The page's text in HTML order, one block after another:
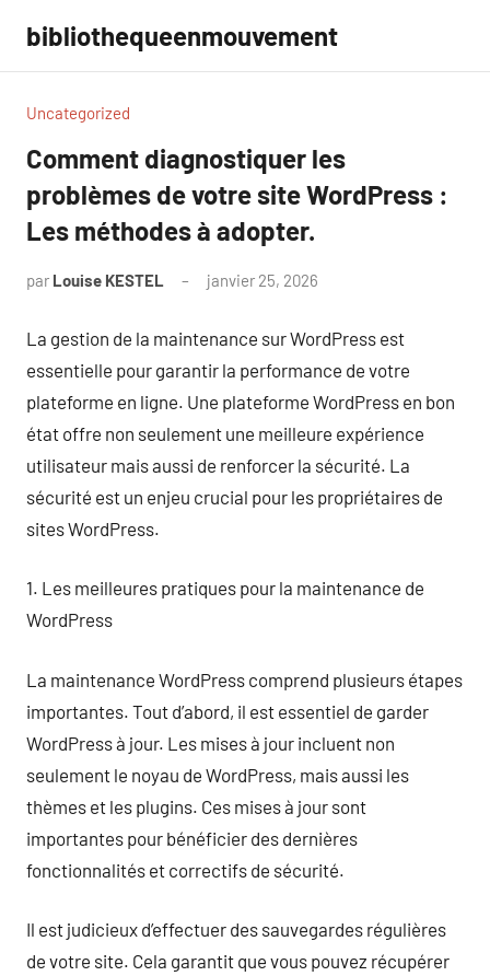
contenu
bibliothequeenmouvement
Uncategorized
Comment diagnostiquer les
problèmes de votre site WordPress :
Les méthodes à adopter.
par Louise KESTEL janvier 25, 2026
La gestion de la maintenance sur WordPress est
essentielle pour garantir la performance de votre
plateforme en ligne. Une plateforme WordPress en bon
état offre non seulement une meilleure expérience
utilisateur mais aussi de renforcer la sécurité. La
sécurité est un enjeu crucial pour les propriétaires de
sites WordPress.
1. Les meilleures pratiques pour la maintenance de
WordPress
La maintenance WordPress comprend plusieurs étapes
importantes. Tout d’abord, il est essentiel de garder
WordPress à jour. Les mises à jour incluent non
seulement le noyau de WordPress, mais aussi les
thèmes et les plugins. Ces mises à jour sont
importantes pour bénéficier des dernières
fonctionnalités et correctifs de sécurité.
Il est judicieux d’effectuer des sauvegardes régulières
de votre site. Cela garantit que vous pouvez récupérer